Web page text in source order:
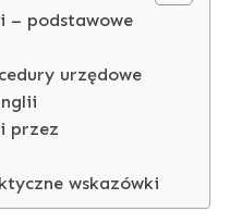
– podstawowe
urzędowe
przez
wskazówki